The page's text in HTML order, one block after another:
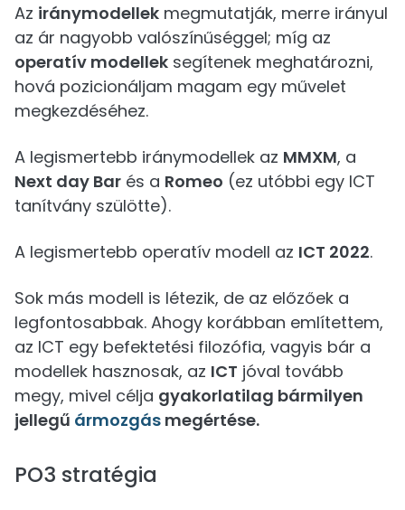
Az iránymodellek megmutatják, merre irányul
az ár nagyobb valószínűséggel; míg az
operatív modellek segítenek meghatározni,
hová pozicionáljam magam egy művelet
megkezdéséhez.
A legismertebb iránymodellek az MMXM, a
Next day Bar és a Romeo (ez utóbbi egy ICT
tanítvány szülötte).
A legismertebb operatív modell az ICT 2022.
Sok más modell is létezik, de az előzőek a
legfontosabbak. Ahogy korábban említettem,
az ICT egy befektetési filozófia, vagyis bár a
modellek hasznosak, az ICT jóval tovább
megy, mivel célja gyakorlatilag bármilyen
jellegű ármozgás megértése.
PO3 stratégia